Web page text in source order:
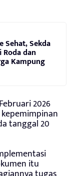
Sehat, Sekda
dan
Kampung
2026
tanggal 20
itu